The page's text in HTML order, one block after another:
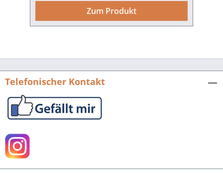
Themen wieder: Die Polizei in
Kommunale Polizei nach 1945 am
Münchner Polizei in den frühen fünfziger
Demokratisierung und
Gesundheitspolitik in der
Zum Produkt
Telefonischer Kontakt